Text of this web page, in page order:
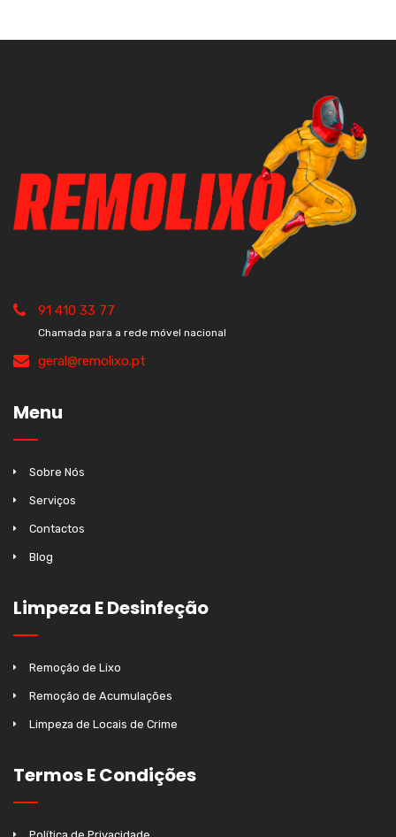
91 410 33 77
Chamada para a rede móvel nacional
geral@remolixo.pt
Menu
Sobre Nós
Serviços
Contactos
Blog
Limpeza E Desinfeção
Remoção de Lixo
Remoção de Acumulações
Limpeza de Locais de Crime
Termos E Condições